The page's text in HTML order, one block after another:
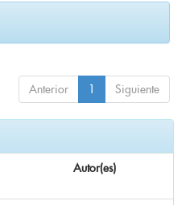
Anterior 1 Siguiente
Autor(es)